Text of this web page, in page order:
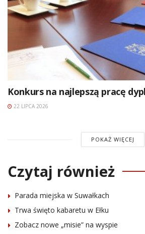
Konkurs na najlepszą pracę
22 LIPCA 2026
POKAŻ WIĘCEJ
Czytaj również
Parada miejska w Suwałkach
Trwa święto kabaretu w Ełku
Zobacz nowe „misie” na wyspie